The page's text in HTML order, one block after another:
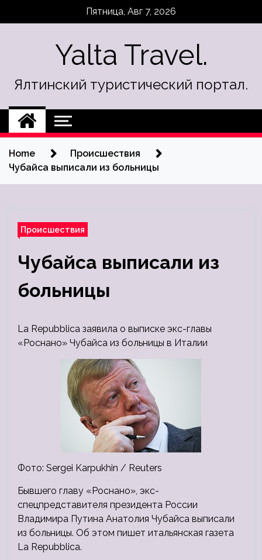
Пятница, Авг 7, 2026
Yalta Travel.
Ялтинский туристический портал.
Home
Происшествия
Чубайса выписали из больницы
Происшествия
Чубайса выписали из
больницы
La Repubblica заявила о выписке экс-главы
«Роснано» Чубайса из больницы в Италии
Фото: Sergei Karpukhin / Reuters
Бывшего главу «Роснано», экс-
спецпредставителя президента России
Владимира Путина Анатолия Чубайса выписали
из больницы. Об этом пишет итальянская газета
La Repubblica.